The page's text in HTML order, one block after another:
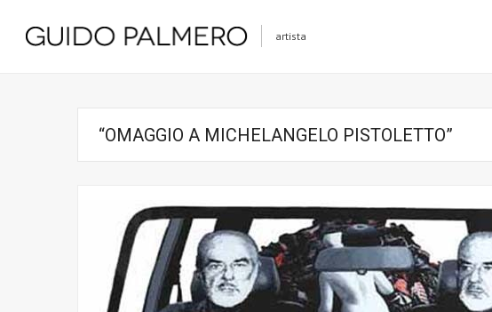
artista
“OMAGGIO A MICHELANGELO PISTOLETTO”